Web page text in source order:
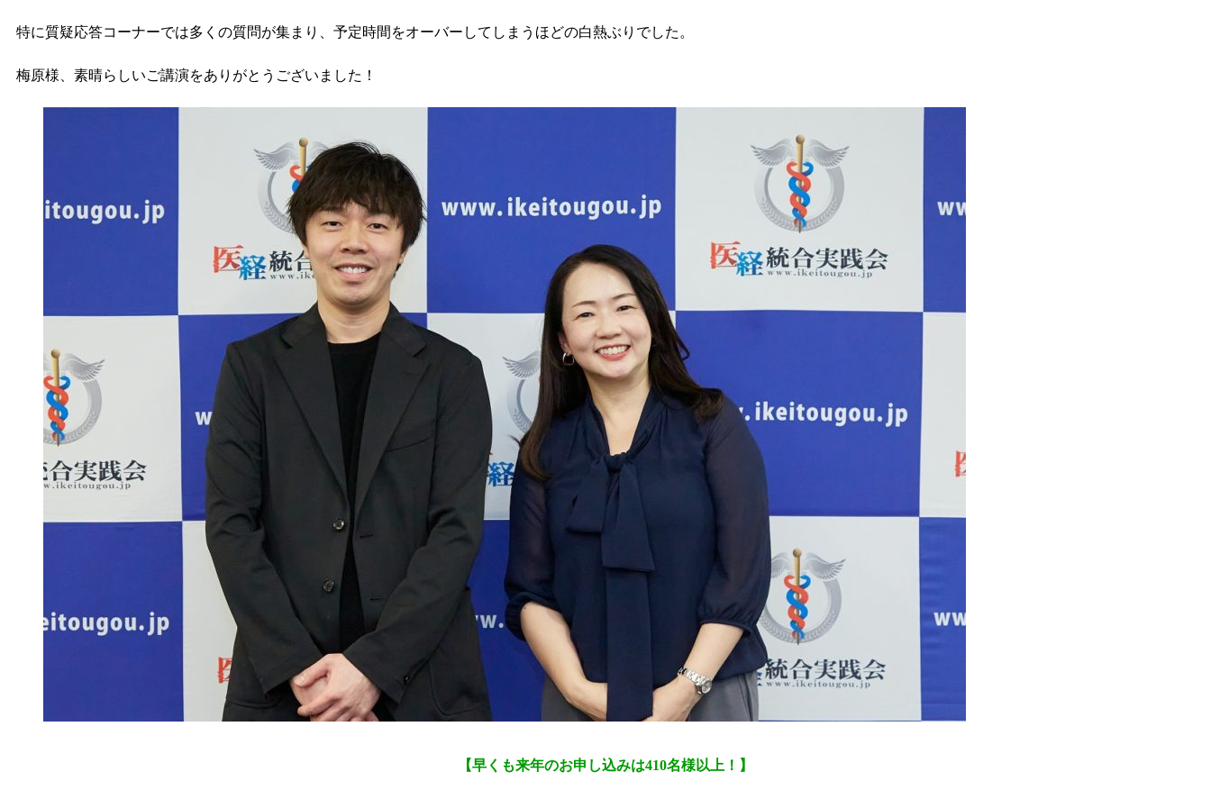
特に質疑応答コーナーでは多くの質問が集まり、予定時間をオーバーしてしまうほどの白熱ぶりでした。
梅原様、素晴らしいご講演をありがとうございました！
【早くも来年のお申し込みは410名様以上！】